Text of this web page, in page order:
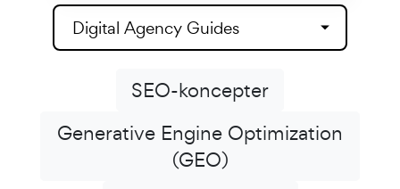
Digital Agency Guides
SEO-koncepter
Generative Engine Optimization
(GEO)